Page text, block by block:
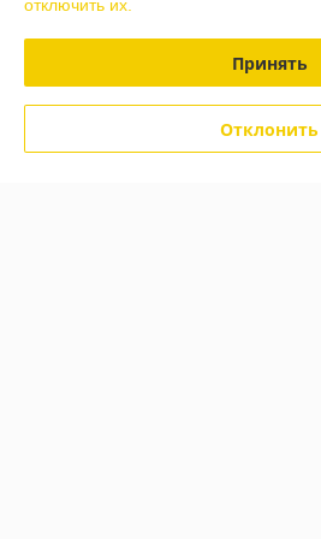
Сайт создан на платформе Deal.by
отключить их.
Принять
Отклонить